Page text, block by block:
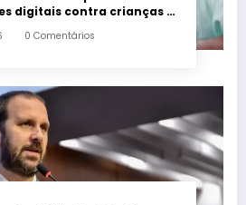
digitais contra crianças é
0 Comentários